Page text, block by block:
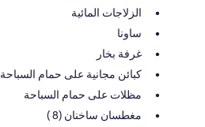
الزلاجات المائية
ساونا
غرفة بخار
كبائن مجانية على حمام السباحة
مظلات على حمام السباحة
مغطسان ساخنان (8 )